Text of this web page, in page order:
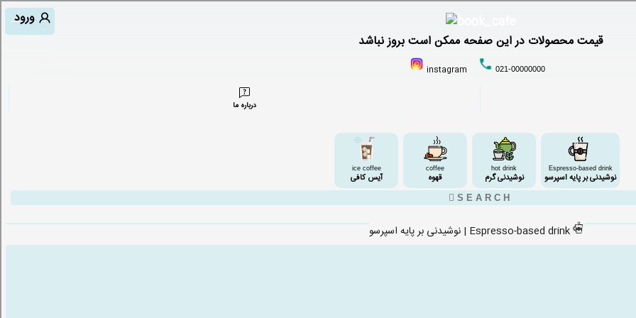
ورود
قیمت محصولات در این صفحه ممکن است بروز نباشد
instagram 021-00000000
درباره ما
Espresso-based drink
نوشیدنی بر پایه اسپرسو
hot drink
نوشیدنی گرم
coffee
قهوه
ice coffee
آیس کافی
نوشیدنی بر پایه اسپرسو | Espresso-based drink